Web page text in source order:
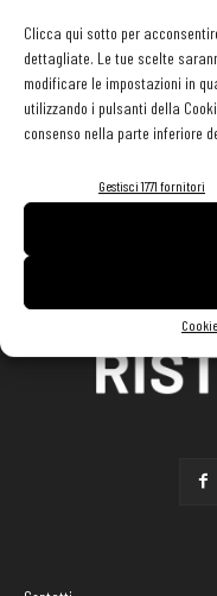
Clicca qui sotto per
dettagliate. Le tue scelte
modificare le impostazioni in
utilizzando i pulsanti della
consenso nella parte inferiore
Gestisci 1771 fornitori